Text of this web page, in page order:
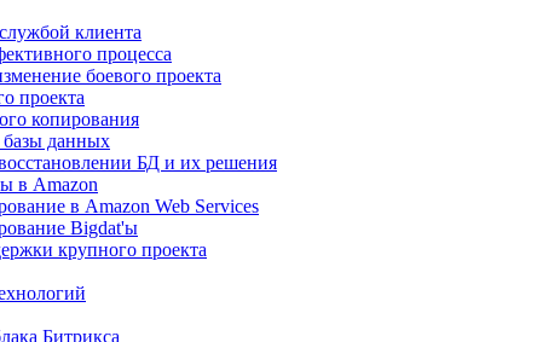
клиента
процесса
боевого проекта
проекта
копирования
данных
БД и их решения
в Amazon
в Amazon Web Services
Bigdat'ы
крупного проекта
Битрикса